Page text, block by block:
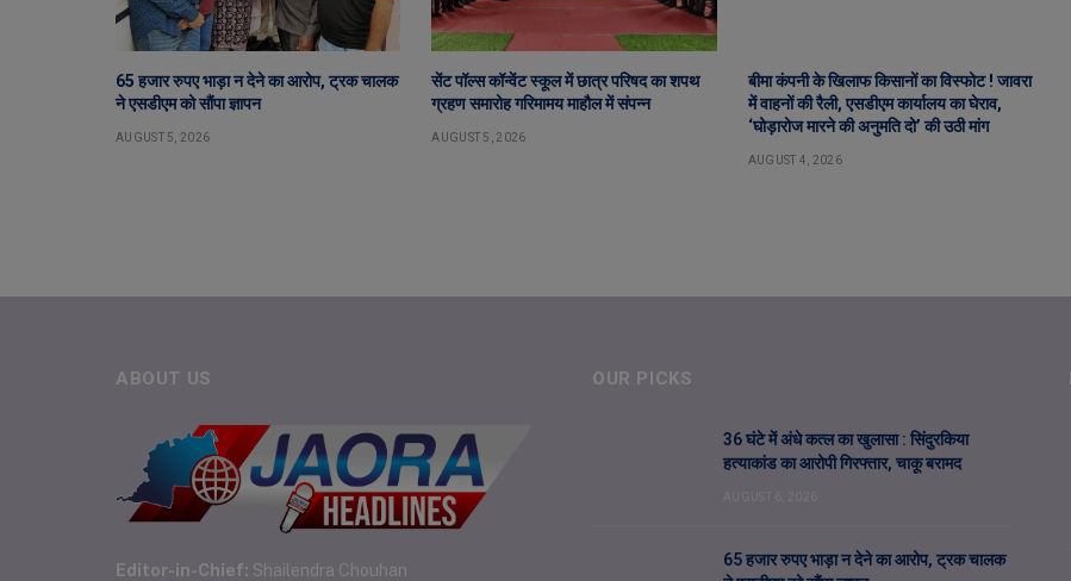
65 हजार रुपए भाड़ा न देने का आरोप, ट्रक चालक
ने एसडीएम को सौंपा ज्ञापन
AUGUST 5, 2026
सेंट पॉल्स कॉन्वेंट स्कूल में छात्र परिषद का शपथ
ग्रहण समारोह गरिमामय माहौल में संपन्न
AUGUST 5, 2026
बीमा कंपनी के खिलाफ किसानों का विस्फोट ! जावरा
में वाहनों की रैली, एसडीएम कार्यालय का घेराव,
‘घोड़ारोज मारने की अनुमति दो’ की उठी मांग
AUGUST 4, 2026
ABOUT US
Editor-in-Chief: Shailendra Chouhan
OUR PICKS
36 घंटे में अंधे कत्ल का खुलासा : सिंदुरकिया
हत्याकांड का आरोपी गिरफ्तार, चाकू बरामद
65 हजार रुपए भाड़ा न देने का आरोप, ट्रक चालक